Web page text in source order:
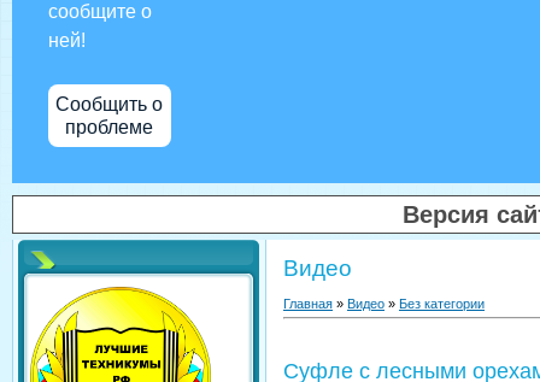
сообщите о
ней!
Сообщить о
проблеме
Версия
Видео
Главная » Видео » Без категории
Суфле с лесными